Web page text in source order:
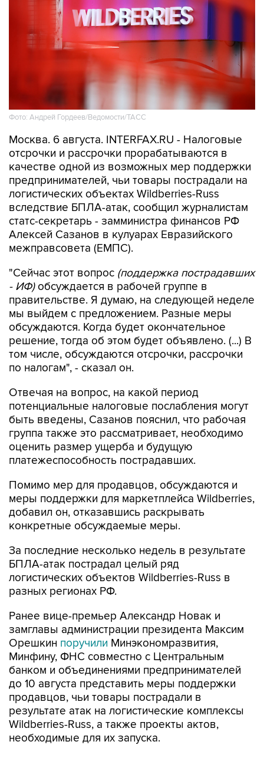
Фото: Андрей Гордеев/Ведомости/ТАСС
Москва. 6 августа. INTERFAX.RU - Налоговые
отсрочки и рассрочки прорабатываются в
качестве одной из возможных мер поддержки
предпринимателей, чьи товары пострадали на
логистических объектах Wildberries-Russ
вследствие БПЛА-атак, сообщил журналистам
статс-секретарь - замминистра финансов РФ
Алексей Сазанов в кулуарах Евразийского
межправсовета (ЕМПС).
"Сейчас этот вопрос (поддержка пострадавших
- ИФ)обсуждается в рабочей группе в
правительстве. Я думаю, на следующей неделе
мы выйдем с предложением. Разные меры
обсуждаются. Когда будет окончательное
решение, тогда об этом будет объявлено. (...) В
том числе, обсуждаются отсрочки, рассрочки
по налогам", - сказал он.
Отвечая на вопрос, на какой период
потенциальные налоговые послабления могут
быть введены, Сазанов пояснил, что рабочая
группа также это рассматривает, необходимо
оценить размер ущерба и будущую
платежеспособность пострадавших.
Помимо мер для продавцов, обсуждаются и
меры поддержки для маркетплейса Wildberries,
добавил он, отказавшись раскрывать
конкретные обсуждаемые меры.
За последние несколько недель в результате
БПЛА-атак пострадал целый ряд
логистических объектов Wildberries-Russ в
разных регионах РФ.
Ранее вице-премьер Александр Новак и
замглавы администрации президента Максим
Орешкин поручили Минэкономразвития,
Минфину, ФНС совместно с Центральным
банком и объединениями предпринимателей
до 10 августа представить меры поддержки
продавцов, чьи товары пострадали в
результате атак на логистические комплексы
Wildberries-Russ, а также проекты актов,
необходимые для их запуска.